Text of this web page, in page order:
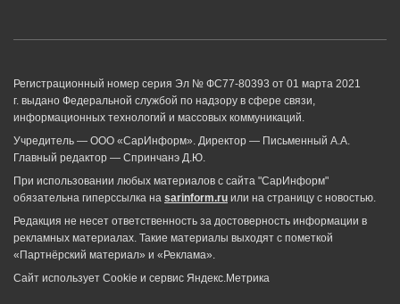
Регистрационный номер серия Эл № ФС77-80393 от 01 марта 2021
г. выдано Федеральной службой по надзору в сфере связи,
информационных технологий и массовых коммуникаций.
Учредитель — ООО «СарИнформ». Директор — Письменный А.А.
Главный редактор — Спринчанэ Д.Ю.
При использовании любых материалов с сайта "СарИнформ"
обязательна гиперссылка на sarinform.ru или на страницу с новостью.
Редакция не несет ответственность за достоверность информации в
рекламных материалах. Такие материалы выходят с пометкой
«Партнёрский материал» и «Реклама».
Сайт использует Cookie и сервиc Яндекс.Метрика